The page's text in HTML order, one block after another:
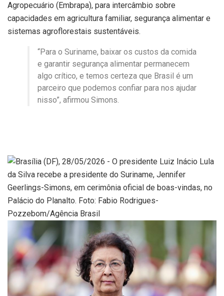
Agropecuário (Embrapa), para intercâmbio sobre
capacidades em agricultura familiar, segurança alimentar e
sistemas agroflorestais sustentáveis.
“Para o Suriname, baixar os custos da comida
e garantir segurança alimentar permanecem
algo crítico, e temos certeza que Brasil é um
parceiro que podemos confiar para nos ajudar
nisso”, afirmou Simons.